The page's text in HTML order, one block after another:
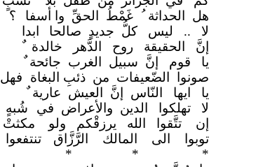
هل الحداثة ُ غَمْطُ الحقِّ وا أسفا
؟
لا .. ليس كلُّ جديدٍ صالحا
ابدا
إنَّ الحقيقة روح الدَّهر خالدة
يا قوم إنَّ سبيل الغرب جائحة
صونوا الضّعيفات من ذئبِ البغاة
فهل
يا ايها النّاس إنَّ العيش عارية
لا تهلكوا الدين والأعراض في
شُبهٍ
إن تتَّقوا الله يرزقْكم ولو
مكثتْ
توبوا الى المالك الرَّزَّاق تنتفعوا
* * *